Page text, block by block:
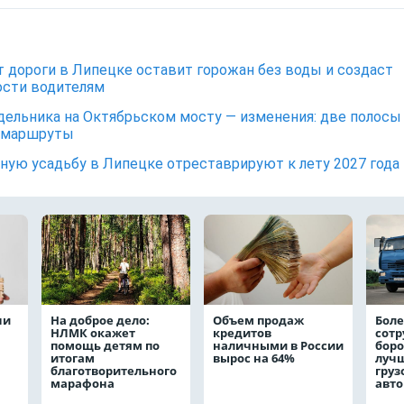
дороги в Липецке оставит горожан без воды и создаст
водителям
на Октябрьском мосту — изменения: две полосы
усадьбу в Липецке отреставрируют к лету 2027 года
На доброе дело:
НЛМК окажет
помощь детям по
итогам
благотворительного
марафона
Объем продаж
кредитов
наличными в России
вырос на 64%